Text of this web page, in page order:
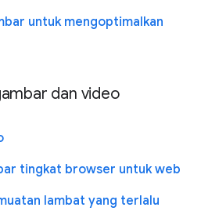
untuk mengoptimalkan
dan video
tingkat browser untuk web
lambat yang terlalu